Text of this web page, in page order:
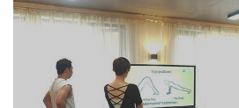
教培课程介绍
会员课程介绍
师资力量